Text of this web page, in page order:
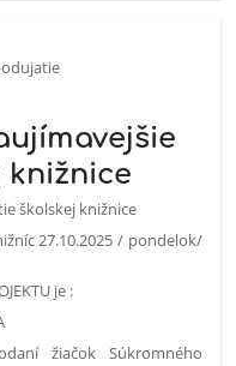
knižnice
školskej knižnice
27.10.2025 / pondelok/
je :
žiačok Súkromného